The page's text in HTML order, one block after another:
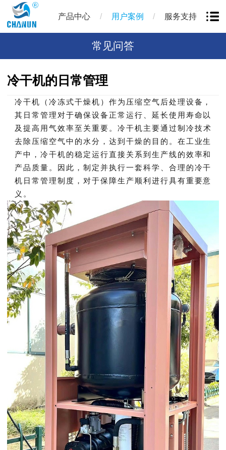
产品中心 / 用户案例 / 服务支持
常见问答
冷干机的日常管理
冷干机（冷冻式干燥机）作为压缩空气后处理设备，
其日常管理对于确保设备正常运行、延长使用寿命以
及提高用气效率至关重要。 冷干机主要通过制冷技术
去除压缩空气中的水分，达到干燥的目的。在工业生
产中，冷干机的稳定运行直接关系到生产线的效率和
产品质量。因此，制定并执行一套科学、合理的冷干
机日常管理制度，对于保障生产顺利进行具有重要意
义。